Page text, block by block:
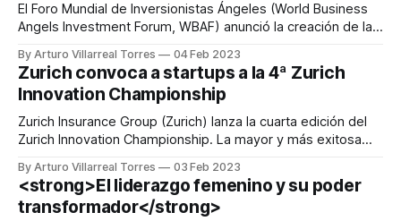
El Foro Mundial de Inversionistas Ángeles (World Business
Angels Investment Forum, WBAF) anunció la creación de la
Caribe, LACBAN. Los fundadores de esta asociación
provienen de diversos países de la región tales como
Brasil, Chile, Costa Rica, Ecuador, Guyana, Jamaica, México,
Panamá,
By Arturo Villarreal Torres 04 Feb 2023
Zurich convoca a startups a la 4ª Zurich
Innovation Championship
Zurich Insurance Group (Zurich) lanza la cuarta edición del
Zurich Innovation Championship. La mayor y más exitosa
sector de seguros. Zurich invita a las startups a participar
por la oportunidad de colaborar en soluciones adaptadas: *
Las necesidades de los clientes * La industria
By Arturo Villarreal Torres 03 Feb 2023
<strong>El liderazgo femenino y su poder
transformador</strong>